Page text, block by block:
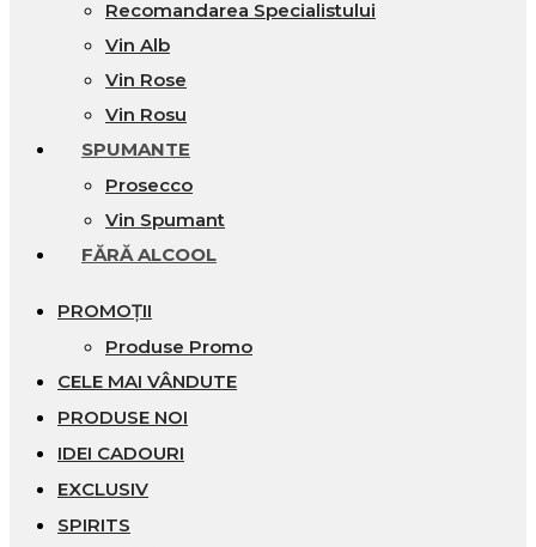
Recomandarea Specialistului
Vin Alb
Vin Rose
Vin Rosu
SPUMANTE
Prosecco
Vin Spumant
FĂRĂ ALCOOL
PROMOȚII
Produse Promo
CELE MAI VÂNDUTE
PRODUSE NOI
IDEI CADOURI
EXCLUSIV
SPIRITS